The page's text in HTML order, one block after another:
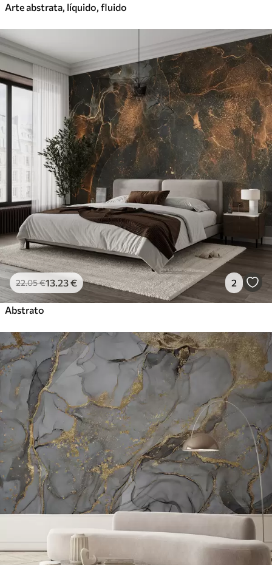
Arte abstrata, líquido, fluido
22.05€13.23€ 2
Abstrato